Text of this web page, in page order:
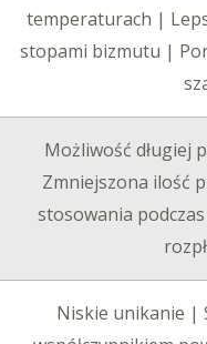
temperaturach |
stopami bizmutu |
Możliwość długiej
Zmniejszona ilość
stosowania
Niskie unikanie |